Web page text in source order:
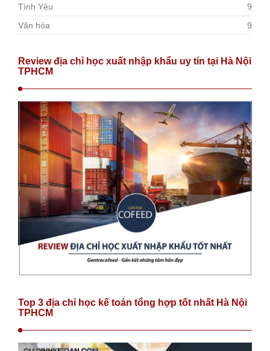
Tình Yêu
9
Văn hóa
9
Review địa chỉ học xuất nhập khẩu uy tín tại Hà Nội
TPHCM
Top 3 địa chỉ học kế toán tổng hợp tốt nhất Hà Nội
TPHCM